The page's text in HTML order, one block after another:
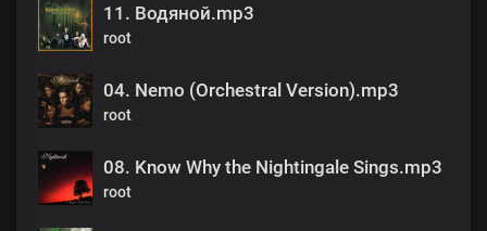
11. Водяной.mp3
root
04. Nemo (Orchestral Version).mp3
root
08. Know Why the Nightingale Sings.mp3
root